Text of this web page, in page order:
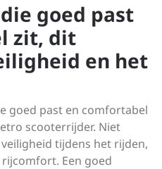
goed past
zit, dit
en het
goed past en comfortabel
scooterrijder. Niet
tijdens het rijden,
Een goed